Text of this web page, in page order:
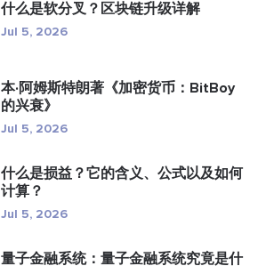
什么是软分叉？区块链升级详解
Jul 5, 2026
本·阿姆斯特朗著《加密货币：BitBoy
的兴衰》
Jul 5, 2026
什么是损益？它的含义、公式以及如何
计算？
Jul 5, 2026
量子金融系统：量子金融系统究竟是什